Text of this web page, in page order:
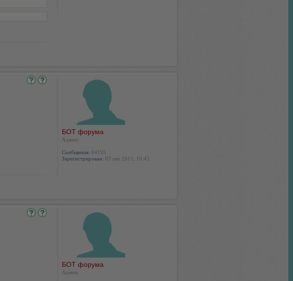
БОТ форума
Админ
Сообщения: 64195
Зарегистрирован: 03 окт 2011, 10:45
БОТ форума
Админ